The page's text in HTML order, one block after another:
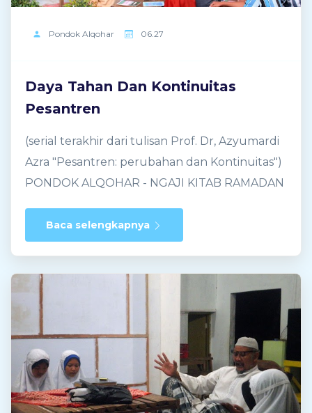
Pondok Alqohar 06.27
Daya Tahan Dan Kontinuitas
Pesantren
(serial terakhir dari tulisan Prof. Dr, Azyumardi
Azra "Pesantren: perubahan dan Kontinuitas")
PONDOK ALQOHAR - NGAJI KITAB RAMADAN
pesantren, dengan meminjam kerangka
Hosein Nasr, adalah dunia tradisional Islam,
Kontiunitas trdisi Islam yang dikembangkan
ulama dari masa ke masa, tidak terbatas pada
periode tertentu dalam sejarah Islam, seperti
periode kaum salaf, yaitu periode para sahabat
Nabi Muhammad dan Tabi’in senior. Anehnya,
istilah “ salaf ” juga digunakan oleh kalangan
Baca selengkapnya